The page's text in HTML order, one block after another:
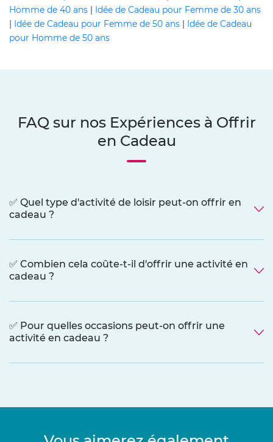
Homme de 40 ans | Idée de Cadeau pour Femme de 30 ans
| Idée de Cadeau pour Femme de 50 ans | Idée de Cadeau
pour Homme de 50 ans
FAQ sur nos Expériences à Offrir
en Cadeau
✅ Quel type d'activité de loisir peut-on offrir en
cadeau ?
✅ Combien cela coûte-t-il d'offrir une activité en
cadeau ?
✅ Pour quelles occasions peut-on offrir une
activité en cadeau ?